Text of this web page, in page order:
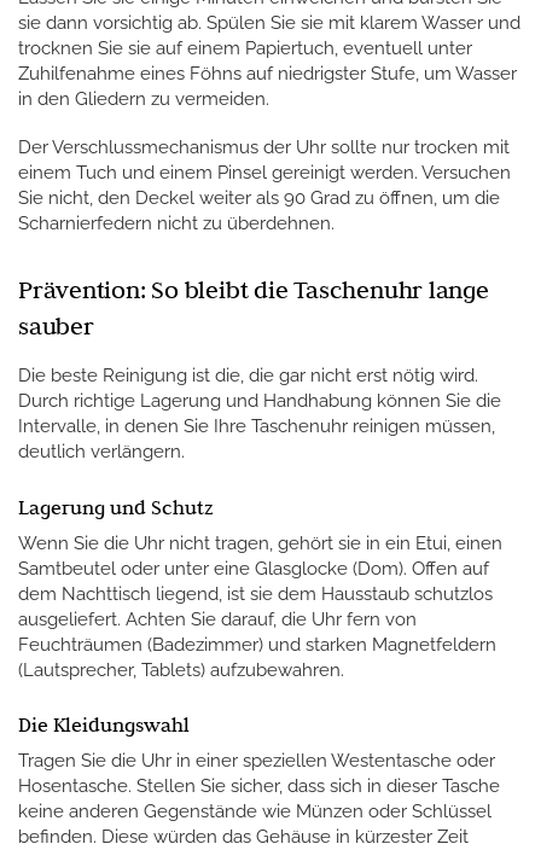
sie dann vorsichtig ab. Spülen Sie sie mit klarem Wasser und
trocknen Sie sie auf einem Papiertuch, eventuell unter
Zuhilfenahme eines Föhns auf niedrigster Stufe, um Wasser
in den Gliedern zu vermeiden.
Der Verschlussmechanismus der Uhr sollte nur trocken mit
einem Tuch und einem Pinsel gereinigt werden. Versuchen
Sie nicht, den Deckel weiter als 90 Grad zu öffnen, um die
Scharnierfedern nicht zu überdehnen.
Prävention: So bleibt die Taschenuhr lange
sauber
Die beste Reinigung ist die, die gar nicht erst nötig wird.
Durch richtige Lagerung und Handhabung können Sie die
Intervalle, in denen Sie Ihre Taschenuhr reinigen müssen,
deutlich verlängern.
Lagerung und Schutz
Wenn Sie die Uhr nicht tragen, gehört sie in ein Etui, einen
Samtbeutel oder unter eine Glasglocke (Dom). Offen auf
dem Nachttisch liegend, ist sie dem Hausstaub schutzlos
ausgeliefert. Achten Sie darauf, die Uhr fern von
Feuchträumen (Badezimmer) und starken Magnetfeldern
(Lautsprecher, Tablets) aufzubewahren.
Die Kleidungswahl
Tragen Sie die Uhr in einer speziellen Westentasche oder
Hosentasche. Stellen Sie sicher, dass sich in dieser Tasche
keine anderen Gegenstände wie Münzen oder Schlüssel
befinden. Diese würden das Gehäuse in kürzester Zeit